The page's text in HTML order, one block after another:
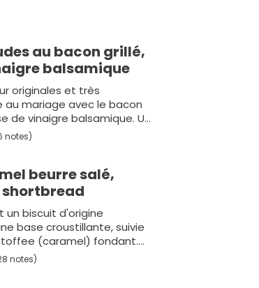
au bacon grillé,
balsamique
originales et très
au mariage avec le bacon
de vinaigre balsamique. Un
notes)
beurre salé,
un biscuit d'origine
base croustillante, suivie
(caramel) fondant.
notes)